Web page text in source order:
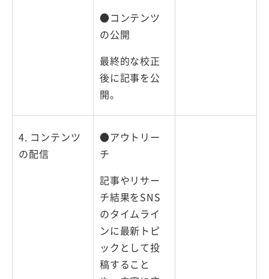
●コンテンツ
の公開
最終的な校正
後に記事を公
開。
4. コンテンツ
の配信
●アウトリー
チ
記事やリサー
チ結果をSNS
のタイムライ
ンに最新トピ
ックとして投
稿すること